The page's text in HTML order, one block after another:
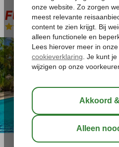
Fly & Go Culinair
Logies-Aparthotel